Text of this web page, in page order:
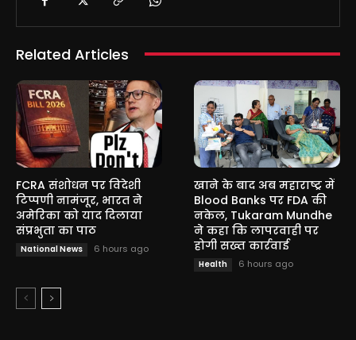
Related Articles
FCRA संशोधन पर विदेशी
टिप्पणी नामंजूर, भारत ने
अमेरिका को याद दिलाया
संप्रभुता का पाठ
National News 6 hours ago
खाने के बाद अब महाराष्ट्र में
Blood Banks पर FDA की
नकेल, Tukaram Mundhe
ने कहा कि लापरवाही पर
होगी सख्त कार्रवाई
Health 6 hours ago